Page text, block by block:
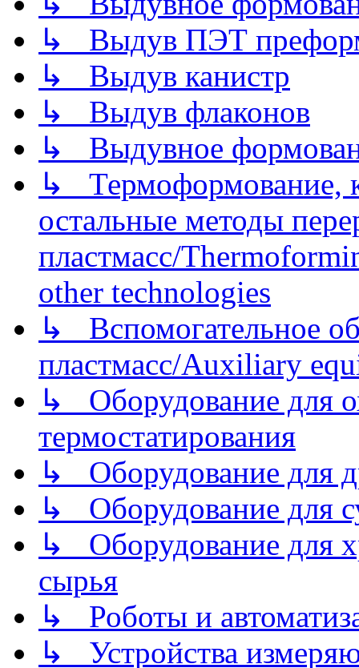
↳ Выдув ПЭТ
↳ Выдув канистр
↳ Выдув флаконов
↳ Выдувное
↳ Термоформование,
остальные методы
пластмасс/
other technologies
↳ Вспомогательное
пластмасс/Auxiliary
↳ Оборудование для
термостатирования
↳ Оборудование для
↳ Оборудование для
↳ Оборудование для
сырья
↳ Роботы и
↳ Устройства